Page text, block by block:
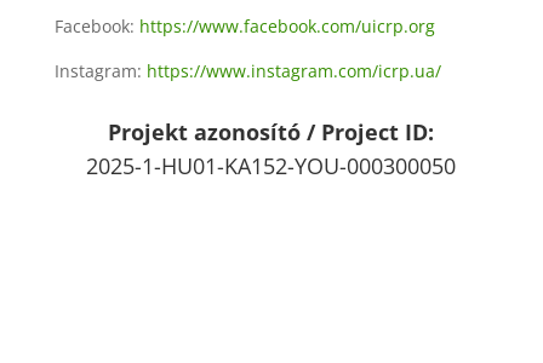
Facebook: https://www.facebook.com/uicrp.org
Instagram: https://www.instagram.com/icrp.ua/
Projekt azonosító / Project ID:
2025-1-HU01-KA152-YOU-000300050